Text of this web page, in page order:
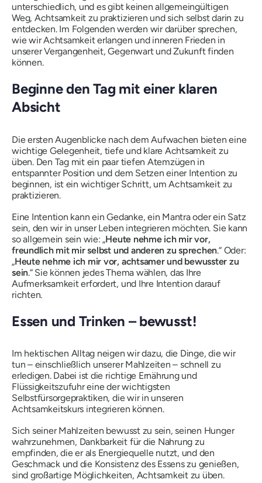
unterschiedlich, und es gibt keinen allgemeingültigen
Weg, Achtsamkeit zu praktizieren und sich selbst darin zu
entdecken. Im Folgenden werden wir darüber sprechen,
wie wir Achtsamkeit erlangen und inneren Frieden in
unserer Vergangenheit, Gegenwart und Zukunft finden
können.
Beginne den Tag mit einer klaren
Absicht
Die ersten Augenblicke nach dem Aufwachen bieten eine
wichtige Gelegenheit, tiefe und klare Achtsamkeit zu
üben. Den Tag mit ein paar tiefen Atemzügen in
entspannter Position und dem Setzen einer Intention zu
beginnen, ist ein wichtiger Schritt, um Achtsamkeit zu
praktizieren.
Eine Intention kann ein Gedanke, ein Mantra oder ein Satz
sein, den wir in unser Leben integrieren möchten. Sie kann
so allgemein sein wie: „Heute nehme ich mir vor,
freundlich mit mir selbst und anderen zu sprechen.“ Oder:
„Heute nehme ich mir vor, achtsamer und bewusster zu
sein.“ Sie können jedes Thema wählen, das Ihre
Aufmerksamkeit erfordert, und Ihre Intention darauf
richten.
Essen und Trinken – bewusst!
Im hektischen Alltag neigen wir dazu, die Dinge, die wir
tun – einschließlich unserer Mahlzeiten – schnell zu
erledigen. Dabei ist die richtige Ernährung und
Flüssigkeitszufuhr eine der wichtigsten
Selbstfürsorgepraktiken, die wir in unseren
Achtsamkeitskurs integrieren können.
Sich seiner Mahlzeiten bewusst zu sein, seinen Hunger
wahrzunehmen, Dankbarkeit für die Nahrung zu
empfinden, die er als Energiequelle nutzt, und den
Geschmack und die Konsistenz des Essens zu genießen,
sind großartige Möglichkeiten, Achtsamkeit zu üben.